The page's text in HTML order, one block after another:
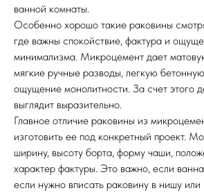
ванной комнаты.
Особенно хорошо такие раковины
где важны спокойствие, фактура и
минимализма. Микроцемент дает
мягкие ручные разводы, легкую
ощущение монолитности. За счет этого
выглядит выразительно.
Главное отличие раковины из
изготовить ее под конкретный проект.
ширину, высоту борта, форму чаши,
характер фактуры. Это важно, если
если нужно вписать раковину в нишу